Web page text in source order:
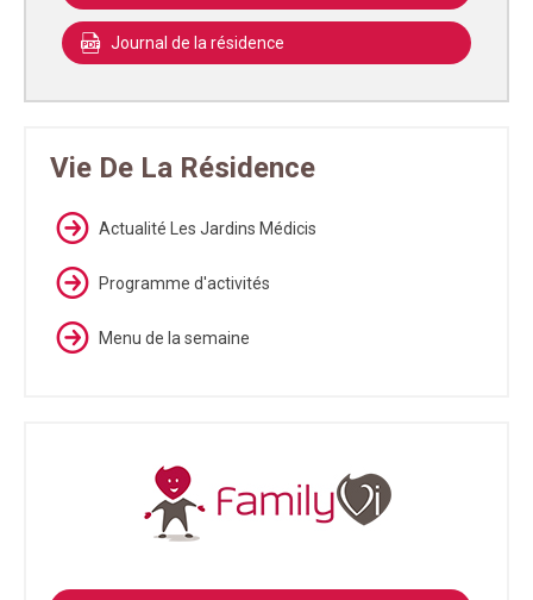
Journal de la résidence
Vie De La Résidence
Actualité Les Jardins Médicis
Programme d'activités
Menu de la semaine